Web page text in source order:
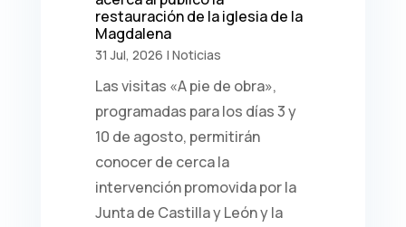
restauración de la iglesia de la
Magdalena
31 Jul, 2026 | Noticias
Las visitas «A pie de obra»,
programadas para los días 3 y
10 de agosto, permitirán
conocer de cerca la
intervención promovida por la
Junta de Castilla y León y la